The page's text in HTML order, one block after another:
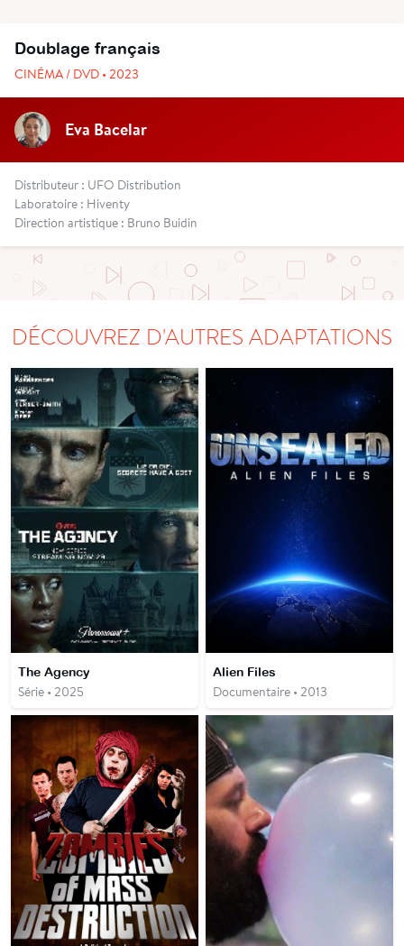
Doublage français
CINÉMA / DVD • 2023
Eva Bacelar
Distributeur : UFO Distribution
Laboratoire : Hiventy
Direction artistique : Bruno Buidin
DÉCOUVREZ D'AUTRES ADAPTATIONS
The Agency
Série • 2025
Alien Files
Documentaire • 2013